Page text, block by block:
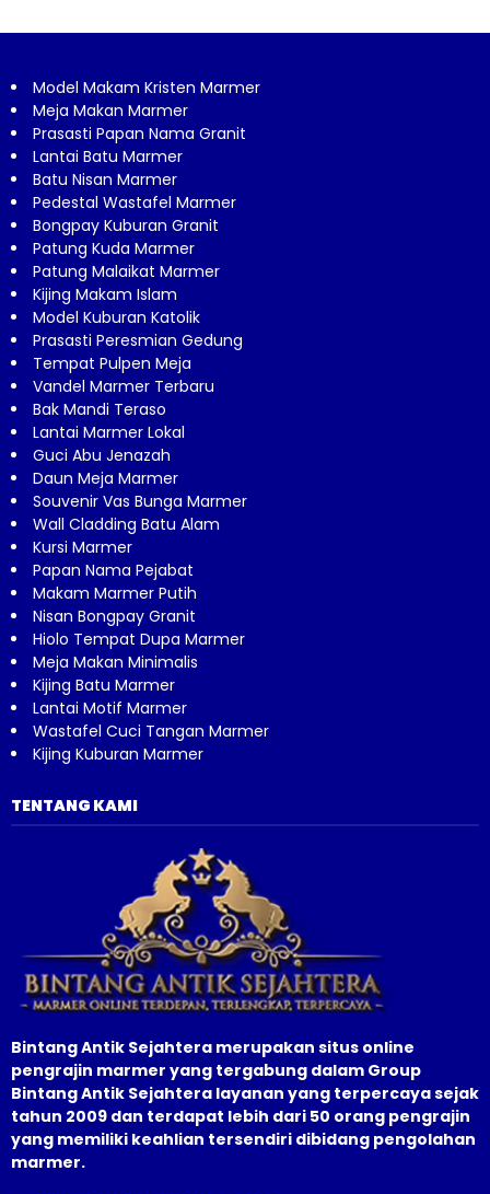
Model Makam Kristen Marmer
Meja Makan Marmer
Prasasti Papan Nama Granit
Lantai Batu Marmer
Batu Nisan Marmer
Pedestal Wastafel Marmer
Bongpay Kuburan Granit
Patung Kuda Marmer
Patung Malaikat Marmer
Kijing Makam Islam
Model Kuburan Katolik
Prasasti Peresmian Gedung
Tempat Pulpen Meja
Vandel Marmer Terbaru
Bak Mandi Teraso
Lantai Marmer Lokal
Guci Abu Jenazah
Daun Meja Marmer
Souvenir Vas Bunga Marmer
Wall Cladding Batu Alam
Kursi Marmer
Papan Nama Pejabat
Makam Marmer Putih
Nisan Bongpay Granit
Hiolo Tempat Dupa Marmer
Meja Makan Minimalis
Kijing Batu Marmer
Lantai Motif Marmer
Wastafel Cuci Tangan Marmer
Kijing Kuburan Marmer
TENTANG KAMI
Bintang Antik Sejahtera merupakan situs online
pengrajin marmer yang tergabung dalam Group
Bintang Antik Sejahtera layanan yang terpercaya sejak
tahun 2009 dan terdapat lebih dari 50 orang pengrajin
yang memiliki keahlian tersendiri dibidang pengolahan
marmer.